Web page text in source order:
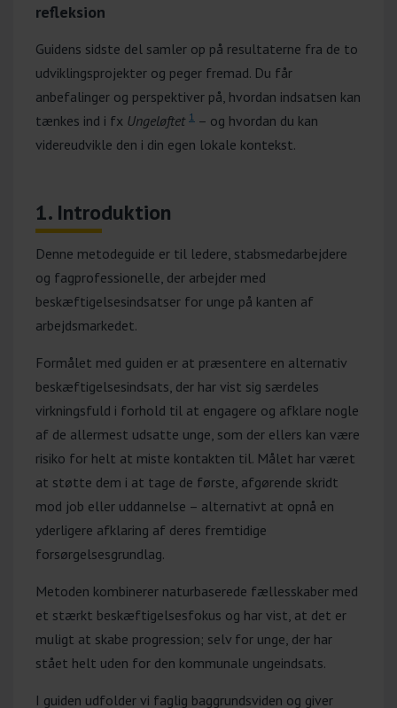
refleksion
Guidens sidste del samler op på resultaterne fra de to
udviklingsprojekter og peger fremad. Du får
anbefalinger og perspektiver på, hvordan indsatsen kan
tænkes ind i fx Ungeløftet 1 – og hvordan du kan
videreudvikle den i din egen lokale kontekst.
1. Introduktion
Denne metodeguide er til ledere, stabsmedarbejdere
og fagprofessionelle, der arbejder med
beskæftigelsesindsatser for unge på kanten af
arbejdsmarkedet.
Formålet med guiden er at præsentere en alternativ
beskæftigelsesindsats, der har vist sig særdeles
virkningsfuld i forhold til at engagere og afklare nogle
af de allermest udsatte unge, som der ellers kan være
risiko for helt at miste kontakten til. Målet har været
at støtte dem i at tage de første, afgørende skridt
mod job eller uddannelse – alternativt at opnå en
yderligere afklaring af deres fremtidige
forsørgelsesgrundlag.
Metoden kombinerer naturbaserede fællesskaber med
et stærkt beskæftigelsesfokus og har vist, at det er
muligt at skabe progression; selv for unge, der har
stået helt uden for den kommunale ungeindsats.
I guiden udfolder vi faglig baggrundsviden og giver